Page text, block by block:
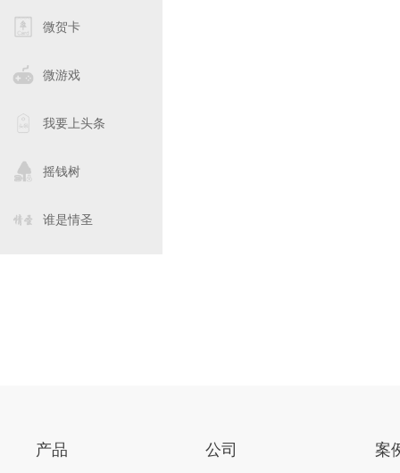
微贺卡
微游戏
我要上头条
摇钱树
谁是情圣
产品 公司 案